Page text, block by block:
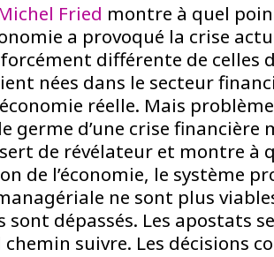
Fried montre à quel
a provoqué la crise
différente de celles
nées dans le secteur
réelle. Mais
germe d’une crise financière
de révélateur et montre à
de l’économie, le système
ne sont plus
sont dépassés. Les apostats
suivre. Les décisions